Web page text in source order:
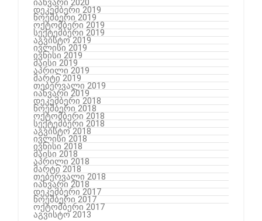
იანვარი 2020
დეკემბერი 2019
ნოემბერი 2019
ოქტომბერი 2019
სექტემბერი 2019
აგვისტო 2019
ივლისი 2019
ივნისი 2019
მაისი 2019
აპრილი 2019
მარტი 2019
თებერვალი 2019
იანვარი 2019
დეკემბერი 2018
ნოემბერი 2018
ოქტომბერი 2018
სექტემბერი 2018
აგვისტო 2018
ივლისი 2018
ივნისი 2018
მაისი 2018
აპრილი 2018
მარტი 2018
თებერვალი 2018
იანვარი 2018
დეკემბერი 2017
ნოემბერი 2017
ოქტომბერი 2017
აგვისტო 2013